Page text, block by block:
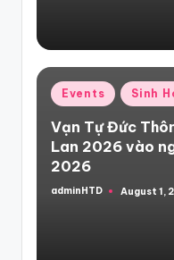
Posted
in
Events Sinh
Vạn Tự Đức
Lan 2026 vào
2026
Posted
adminHTD August 1,